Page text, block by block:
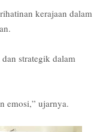
kerajaan dalam
strategik dalam
emosi,” ujarnya.